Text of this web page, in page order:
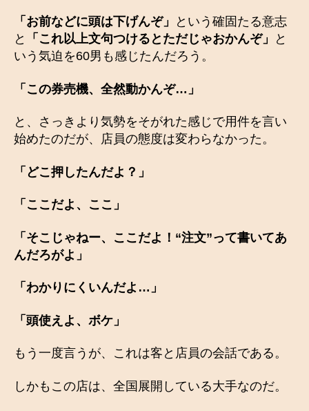
「お前などに頭は下げんぞ」
という確固たる意志
と
「これ以上文句つけるとただじゃおかんぞ」
と
いう気迫を60男も感じたんだろう。
「この券売機、全然動かんぞ…」
と、さっきより気勢をそがれた感じで用件を言い
始めたのだが、店員の態度は変わらなかった。
「どこ押したんだよ？」
「ここだよ、ここ」
「そこじゃねー、ここだよ！“注文”って書いてあ
んだろがよ」
「わかりにくいんだよ…」
「頭使えよ、ボケ」
もう一度言うが、これは客と店員の会話である。
しかもこの店は、全国展開している大手なのだ。